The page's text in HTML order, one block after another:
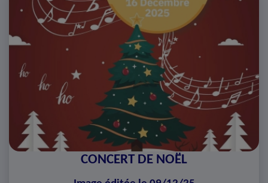
CONCERT DE NOËL